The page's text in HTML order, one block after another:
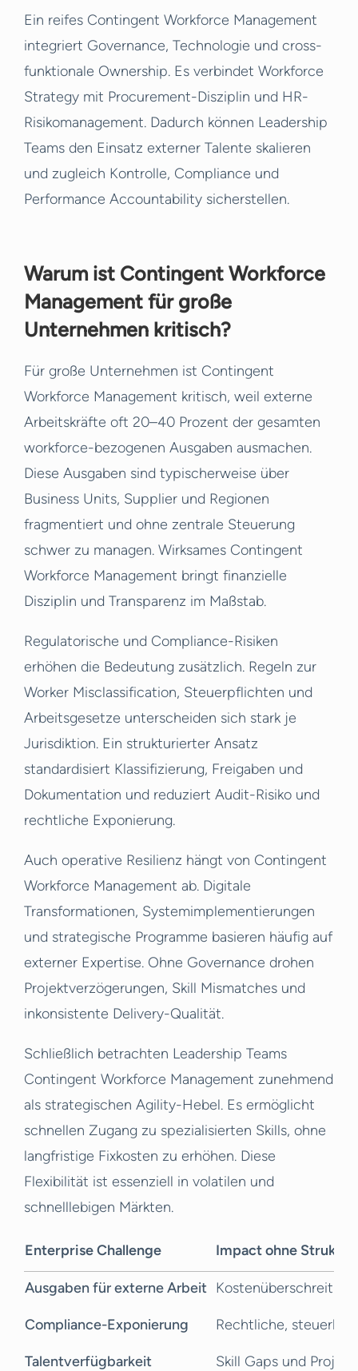
Ein reifes Contingent Workforce Management
integriert Governance, Technologie und cross-
funktionale Ownership. Es verbindet Workforce
Strategy mit Procurement-Disziplin und HR-
Risikomanagement. Dadurch können Leadership
Teams den Einsatz externer Talente skalieren
und zugleich Kontrolle, Compliance und
Performance Accountability sicherstellen.
Warum ist Contingent Workforce
Management für große
Unternehmen kritisch?
Für große Unternehmen ist Contingent
Workforce Management kritisch, weil externe
Arbeitskräfte oft 20–40 Prozent der gesamten
workforce-bezogenen Ausgaben ausmachen.
Diese Ausgaben sind typischerweise über
Business Units, Supplier und Regionen
fragmentiert und ohne zentrale Steuerung
schwer zu managen. Wirksames Contingent
Workforce Management bringt finanzielle
Disziplin und Transparenz im Maßstab.
Regulatorische und Compliance-Risiken
erhöhen die Bedeutung zusätzlich. Regeln zur
Worker Misclassification, Steuerpflichten und
Arbeitsgesetze unterscheiden sich stark je
Jurisdiktion. Ein strukturierter Ansatz
standardisiert Klassifizierung, Freigaben und
Dokumentation und reduziert Audit-Risiko und
rechtliche Exponierung.
Auch operative Resilienz hängt von Contingent
Workforce Management ab. Digitale
Transformationen, Systemimplementierungen
und strategische Programme basieren häufig auf
externer Expertise. Ohne Governance drohen
Projektverzögerungen, Skill Mismatches und
inkonsistente Delivery-Qualität.
Schließlich betrachten Leadership Teams
Contingent Workforce Management zunehmend
als strategischen Agility-Hebel. Es ermöglicht
schnellen Zugang zu spezialisierten Skills, ohne
langfristige Fixkosten zu erhöhen. Diese
Flexibilität ist essenziell in volatilen und
schnelllebigen Märkten.
Enterprise Challenge Impact ohne Struktur
Ausgaben für externe Arbeit
Compliance-Exponierung Rechtliche,
Talentverfügbarkeit Skill Gaps und